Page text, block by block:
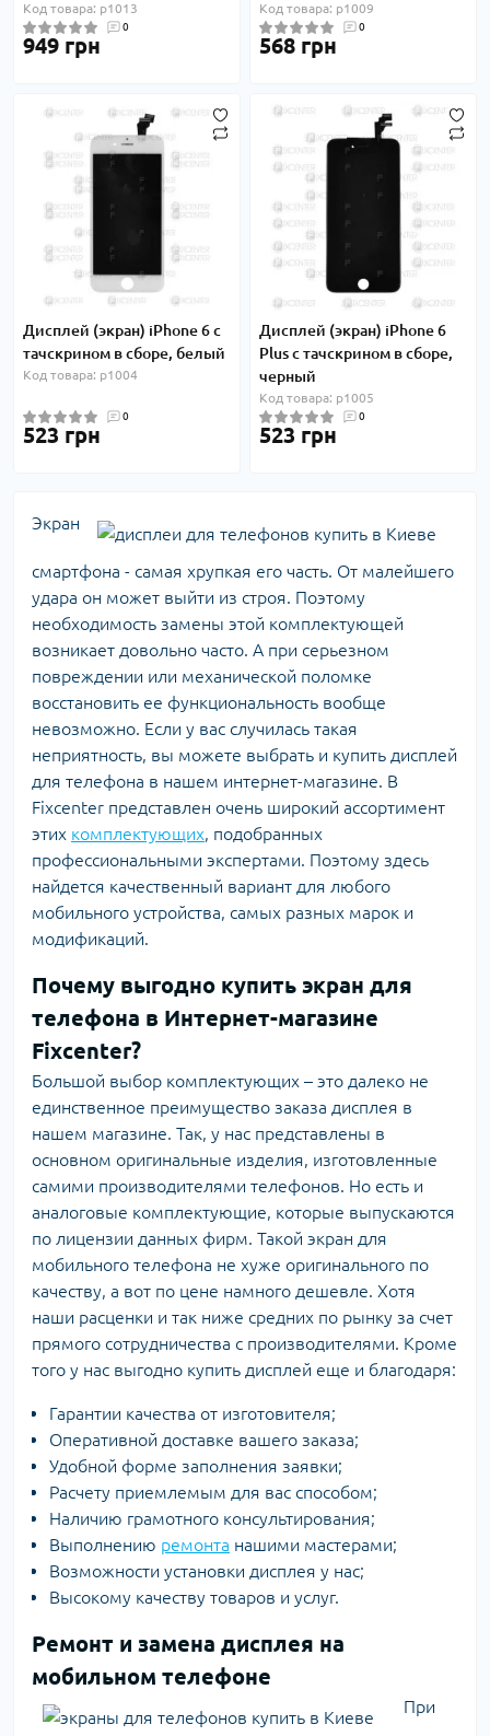
Код товара: p1013
0
949 грн
Код товара: p1009
0
568 грн
Дисплей (экран) iPhone 6 с
тачскрином в сборе, белый
Код товара: p1004
0
523 грн
Дисплей (экран) iPhone 6
Plus с тачскрином в сборе,
черный
Код товара: p1005
0
523 грн
Экран
смартфона - самая хрупкая его часть. От малейшего
удара он может выйти из строя. Поэтому
необходимость замены этой комплектующей
возникает довольно часто. А при серьезном
повреждении или механической поломке
восстановить ее функциональность вообще
невозможно. Если у вас случилась такая
неприятность, вы можете выбрать и купить дисплей
для телефона в нашем интернет-магазине. В
Fixcenter представлен очень широкий ассортимент
этих комплектующих, подобранных
профессиональными экспертами. Поэтому здесь
найдется качественный вариант для любого
мобильного устройства, самых разных марок и
модификаций.
Почему выгодно купить экран для
телефона в Интернет-магазине
Fixcenter?
Большой выбор комплектующих – это далеко не
единственное преимущество заказа дисплея в
нашем магазине. Так, у нас представлены в
основном оригинальные изделия, изготовленные
самими производителями телефонов. Но есть и
аналоговые комплектующие, которые выпускаются
по лицензии данных фирм. Такой экран для
мобильного телефона не хуже оригинального по
качеству, а вот по цене намного дешевле. Хотя
наши расценки и так ниже средних по рынку за счет
прямого сотрудничества с производителями. Кроме
того у нас выгодно купить дисплей еще и благодаря:
Гарантии качества от изготовителя;
Оперативной доставке вашего заказа;
Удобной форме заполнения заявки;
Расчету приемлемым для вас способом;
Наличию грамотного консультирования;
Выполнению ремонта нашими мастерами;
Возможности установки дисплея у нас;
Высокому качеству товаров и услуг.
Ремонт и замена дисплея на
мобильном телефоне
При